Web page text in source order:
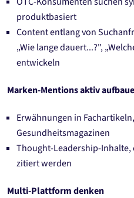
produktbasiert
Content entlang von
„Wie lange dauert...?",
entwickeln
Marken-Mentions aktiv
Erwähnungen in
Gesundheitsmagazinen
Thought-Leadership-Inhalte,
zitiert werden
Multi-Plattform denken